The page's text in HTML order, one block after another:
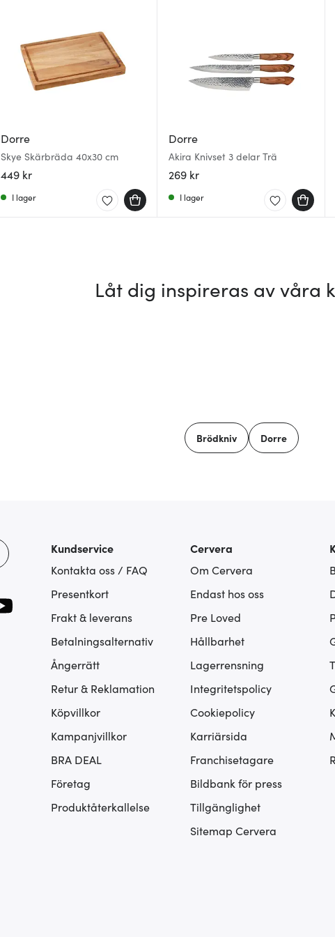
Dorre
Skye Skärbräda 40x30 cm
449 kr
I lager
Dorre
Akira Knivset 3 delar Trä
269 kr
I lager
Låt dig inspireras av våra
Brödkniv Dorre
Kundservice
Kontakta oss / FAQ
Presentkort
Frakt & leverans
Betalningsalternativ
Ångerrätt
Retur & Reklamation
Köpvillkor
Kampanjvillkor
BRA DEAL
Företag
Produktåterkallelse
Cervera
Om Cervera
Endast hos oss
Pre Loved
Hållbarhet
Lagerrensning
Integritetspolicy
Cookiepolicy
Karriärsida
Franchisetagare
Bildbank för press
Tillgänglighet
Sitemap Cervera